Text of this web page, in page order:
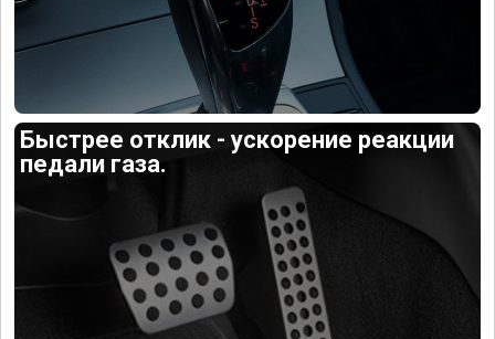
Быстрее отклик - ускорение реакции
педали газа.